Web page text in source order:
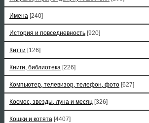
Имена [240]
История и повседневность [920]
Китти [126]
Книги, библиотека [226]
Компьютер, телевизор, телефон, фото [627]
Космос, звезды, луна и месяц [326]
Кошки и котята [4407]